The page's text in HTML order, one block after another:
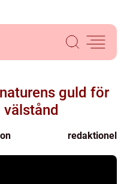
guld för
välstånd
redaktionel